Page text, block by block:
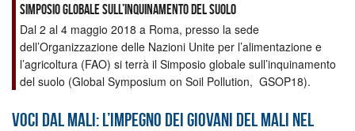
Simposio globale sull’inquinamento del suolo
Dal 2 al 4 maggio 2018 a Roma, presso la sede
dell’Organizzazione delle Nazioni Unite per l’alimentazione e
l’agricoltura (FAO) si terrà il Simposio globale sull’inquinamento
del suolo (Global Symposium on Soil Pollution, GSOP18).
Voci dal Mali: l’impegno dei giovani del Mali nel